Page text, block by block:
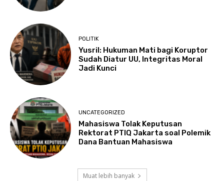
POLITIK
Yusril: Hukuman Mati bagi Koruptor
Sudah Diatur UU, Integritas Moral
Jadi Kunci
UNCATEGORIZED
Mahasiswa Tolak Keputusan
Rektorat PTIQ Jakarta soal Polemik
Dana Bantuan Mahasiswa
Muat lebih banyak